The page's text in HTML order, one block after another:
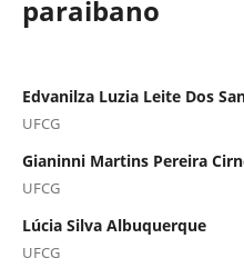
paraibano
Edvanilza Luzia Leite Dos
UFCG
Gianinni Martins Pereira
UFCG
Lúcia Silva Albuquerque
UFCG